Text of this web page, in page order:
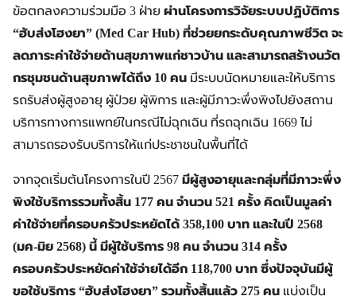
ข้อตกลงความร่วมมือ 3 ฝ่าย ผ่านโครงการวิจัยระบบปฏิบัติการ
“ฮับส่งโฮงยา” (Med Car Hub) ที่ช่วยยกระดับคุณภาพชีวิต จะ
ลดภาระค่าใช้จ่ายด้านสุขภาพแก่ชาวบ้าน และสามารถสร้างนวัต
กรชุมชนด้านสุขภาพได้ถึง 10 คน มีระบบนัดหมายและให้บริการ
รถรับส่งผู้สูงอายุ ผู้ป่วย ผู้พิการ และผู้มีภาวะพึ่งพิงไปยังสถาน
บริการทางการแพทย์ในกรณีไม่ฉุกเฉิน ที่รถฉุกเฉิน 1669 ไม่
สามารถรองรับบริการให้แก่ประชาชนในพื้นที่ได้
จากจุดเริ่มต้นโครงการในปี 2567 มีผู้สูงอายุและกลุ่มที่มีภาวะพึ่ง
พิงใช้บริการรวมทั้งสิ้น 177 คน จำนวน 521 ครั้ง คิดเป็นมูลค่า
ค่าใช้จ่ายที่ครอบครัวประหยัดได้ 358,100 บาท และในปี 2568
(มค-มิย 2568) นี้ มีผู้ใช้บริการ 98 คน จำนวน 314 ครั้ง
ครอบครัวประหยัดค่าใช้จ่ายได้อีก 118,700 บาท ซึ่งปัจจุบันมีผู้
ขอใช้บริการ “ฮับส่งโฮงยา” รวมทั้งสิ้นแล้ว 275 คน แบ่งเป็น